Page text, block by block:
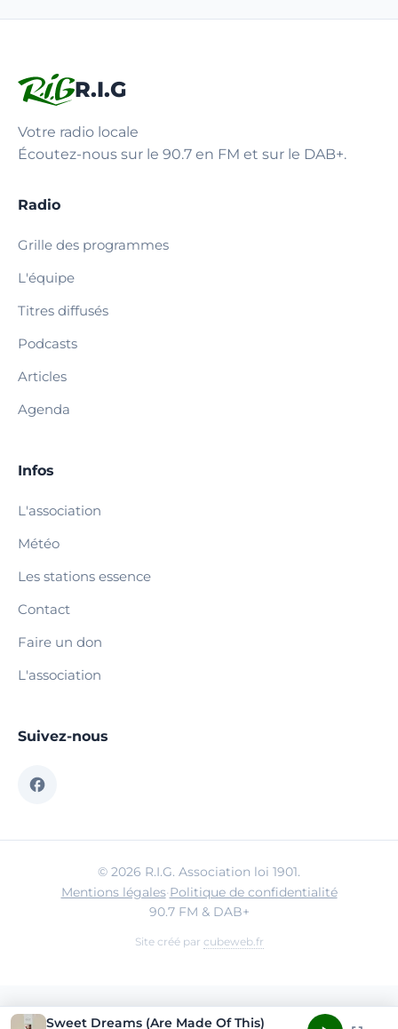
R.I.G
Votre radio locale
Écoutez-nous sur le 90.7 en FM et sur le DAB+.
Radio
Grille des programmes
L'équipe
Titres diffusés
Podcasts
Articles
Agenda
Infos
L'association
Météo
Les stations essence
Contact
Faire un don
L'association
Suivez-nous
© 2026 R.I.G. Association loi 1901.
Mentions légales·Politique de confidentialité
90.7 FM & DAB+
Site créé par cubeweb.fr
Sweet Dreams (Are Made Of This)